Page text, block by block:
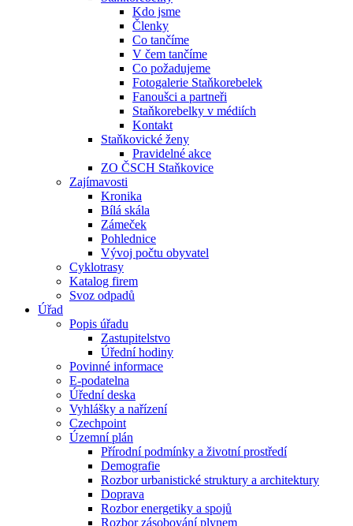
Kdo jsme
Členky
Co tančíme
V čem tančíme
Co požadujeme
Fotogalerie Staňkorebelek
Fanoušci a partneři
Staňkorebelky v médiích
Kontakt
Staňkovické ženy
Pravidelné akce
ZO ČSCH Staňkovice
Zajímavosti
Kronika
Bílá skála
Zámeček
Pohlednice
Vývoj počtu obyvatel
Cyklotrasy
Katalog firem
Svoz odpadů
Úřad
Popis úřadu
Zastupitelstvo
Úřední hodiny
Povinné informace
E-podatelna
Úřední deska
Vyhlášky a nařízení
Czechpoint
Územní plán
Přírodní podmínky a životní prostředí
Demografie
Rozbor urbanistické struktury a architektury
Doprava
Rozbor energetiky a spojů
Rozbor zásobování plynem